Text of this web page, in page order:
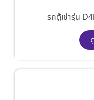
รถตู้เช่ารุ่น